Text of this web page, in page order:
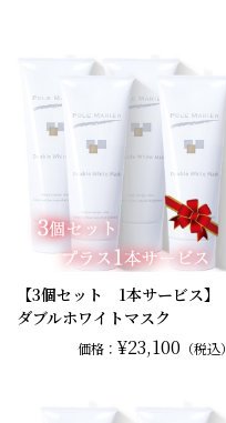
【3個セット 1本サービス】
ダブルホワイトマスク
価格： ¥23,100 （税込）